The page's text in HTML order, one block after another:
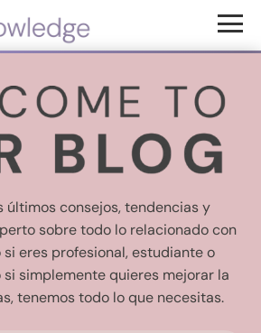
últimos consejos, tendencias y
sobre todo lo relacionado con
si eres profesional, estudiante o
simplemente quieres mejorar la
tenemos todo lo que necesitas.